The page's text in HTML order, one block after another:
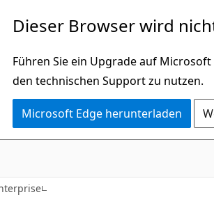
Dieser Browser wird
Führen Sie ein Upgrade auf
den technischen Support zu nutzen.
Microsoft Edge herunterladen